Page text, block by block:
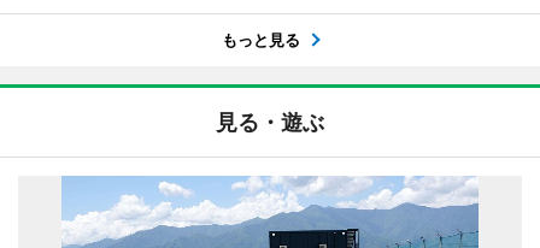
もっと見る
見る・遊ぶ